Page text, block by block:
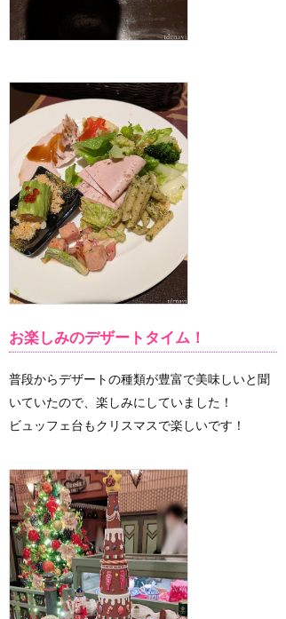
お楽しみのデザートタイム！
普段からデザートの種類が豊富で美味しいと聞
いていたので、楽しみにしていました！
ビュッフェ台もクリスマスで楽しいです！